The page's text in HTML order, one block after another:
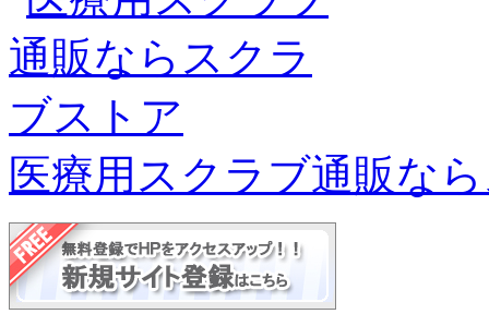
医療用スクラブ通販な